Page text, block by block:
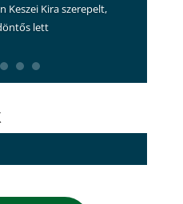
Keszei Kira szerepelt,
lett